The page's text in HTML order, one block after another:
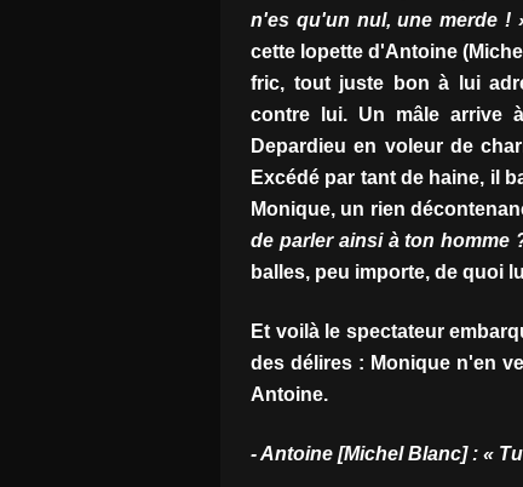
n'es qu'un nul, une merde !
cette lopette d'Antoine
fric, tout juste bon à lui
contre lui. Un mâle arrive
Depardieu en voleur de
Excédé par tant de haine, il
Monique, un rien
de parler ainsi à ton homme
balles, peu importe, de quoi
Et voilà le spectateur
des délires : Monique n'en
Antoine.
- Antoine [Michel Blanc] : «